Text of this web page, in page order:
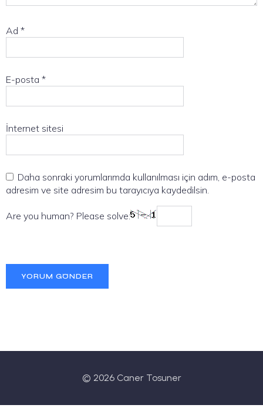
Ad *
E-posta *
İnternet sitesi
Daha sonraki yorumlarımda kullanılması için adım, e-posta
adresim ve site adresim bu tarayıcıya kaydedilsin.
Are you human? Please solve:
© 2026 Caner Tosuner